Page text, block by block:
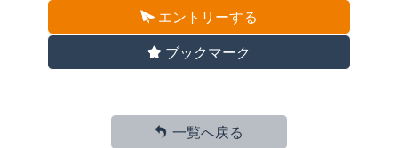
エントリーする
ブックマーク
一覧へ戻る